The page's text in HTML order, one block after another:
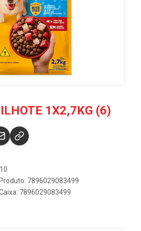
1X2,7KG (6)
7896029083499
7896029083499